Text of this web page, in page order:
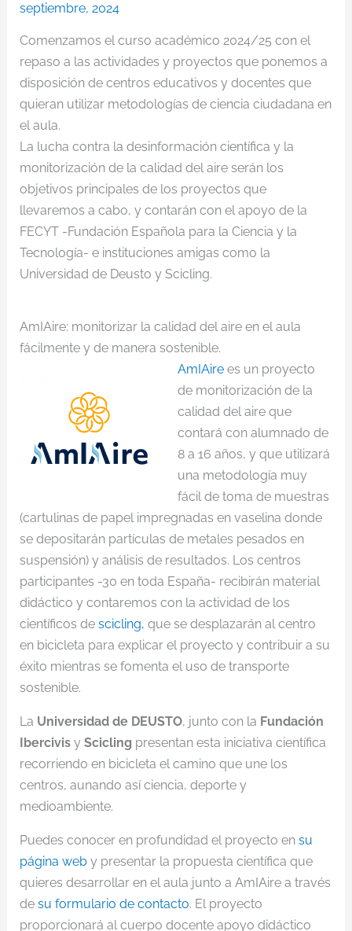
septiembre, 2024
Comenzamos el curso académico 2024/25 con el
repaso a las actividades y proyectos que ponemos a
disposición de centros educativos y docentes que
quieran utilizar metodologías de ciencia ciudadana en
el aula.
La lucha contra la desinformación científica y la
monitorización de la calidad del aire serán los
objetivos principales de los proyectos que
llevaremos a cabo, y contarán con el apoyo de la
FECYT -Fundación Española para la Ciencia y la
Tecnología- e instituciones amigas como la
Universidad de Deusto y Scicling.
AmIAire: monitorizar la calidad del aire en el aula
fácilmente y de manera sostenible.
AmIAirees un proyecto
de monitorización de la
calidad del aire que
contará con alumnado de
8 a 16 años, y que utilizará
una metodología muy
fácil de toma de muestras
(cartulinas de papel impregnadas en vaselina donde
se depositarán partículas de metales pesados en
suspensión) y análisis de resultados. Los centros
participantes -30 en toda España- recibirán material
didáctico y contaremos con la actividad de los
científicos de scicling, que se desplazarán al centro
en bicicleta para explicar el proyecto y contribuir a su
éxito mientras se fomenta el uso de transporte
sostenible.
La Universidad de DEUSTO, junto con la Fundación
Ibercivisy Sciclingpresentan esta iniciativa científica
recorriendo en bicicleta el camino que une los
centros, aunando así ciencia, deporte y
medioambiente.
Puedes conocer en profundidad el proyecto en su
página weby presentar la propuesta científica que
quieres desarrollar en el aula junto a AmIAire a través
de su formulario de contacto. El proyecto
proporcionará al cuerpo docente apoyo didáctico